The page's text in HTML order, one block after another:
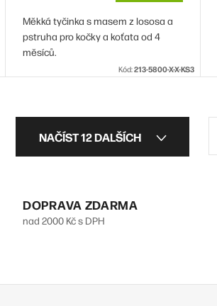
Měkká tyčinka s masem z lososa a
pstruha pro kočky a koťata od 4
měsíců.
Kód:213-5800-X-X-KS3
NAČÍST 12 DALŠÍCH
v
DOPRAVA ZDARMA
nad 2000 Kč s DPH